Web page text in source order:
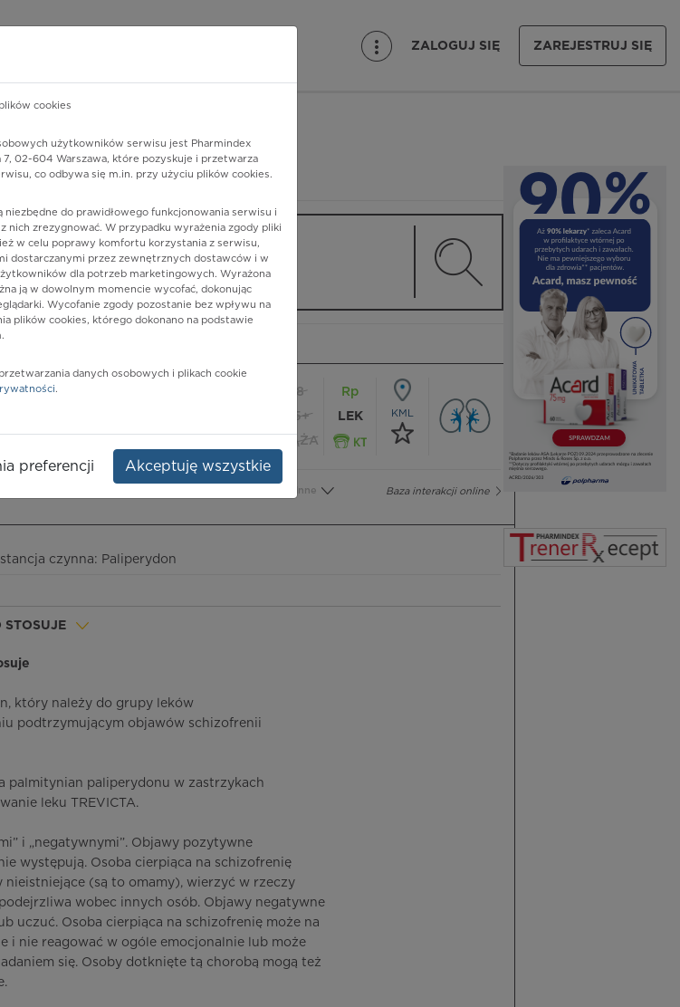
ZALOGUJ SIĘ ZAREJESTRUJ SIĘ
lider wiedzy o lekach
zaw. do wstrz. o przedł.
18
65+
CIĄŻA
Rp
LEK
KML
Baza interakcji online
Inne
czynna: Paliperydon
STOSUJE
który należy do grupy leków
podtrzymującym objawów schizofrenii
palmitynian paliperydonu w zastrzykach
leku TREVICTA.
i „negatywnymi”. Objawy pozytywne
występują. Osoba cierpiąca na schizofrenię
nieistniejące (są to omamy), wierzyć w rzeczy
wobec innych osób. Objawy negatywne
uczuć. Osoba cierpiąca na schizofrenię może na
i nie reagować w ogóle emocjonalnie lub może
się. Osoby dotknięte tą chorobą mogą też
cookies
użytkowników serwisu jest Pharmindex
7, 02-604 Warszawa, które pozyskuje i przetwarza
co odbywa się m.in. przy użyciu plików cookies.
niezbędne do prawidłowego funkcjonowania serwisu i
nich zrezygnować. W przypadku wyrażenia zgody pliki
w celu poprawy komfortu korzystania z serwisu,
dostarczanymi przez zewnętrznych dostawców i w
dla potrzeb marketingowych. Wyrażona
ją w dowolnym momencie wycofać, dokonując
Wycofanie zgody pozostanie bez wpływu na
plików cookies, którego dokonano na podstawie
danych osobowych i plikach cookie
.
preferencji Akceptuję wszystkie